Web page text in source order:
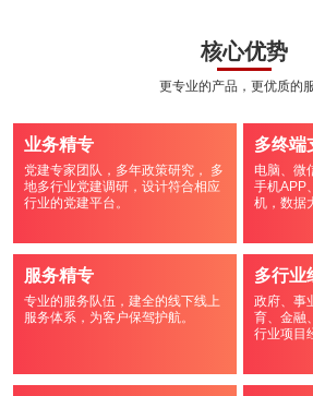
核心优势
更专业的产品，更优质的
业务精专
党建专家团队，多年政策研究， 多
地多行业党建调研，设计符合相应
行业的党建平台。
多终端
电脑、微
手机APP
机，数据
服务精专
专业的服务队伍，建全的线下线上
服务体系，为客户保驾护航。
多行业
政府、事
育、金融
行业项目